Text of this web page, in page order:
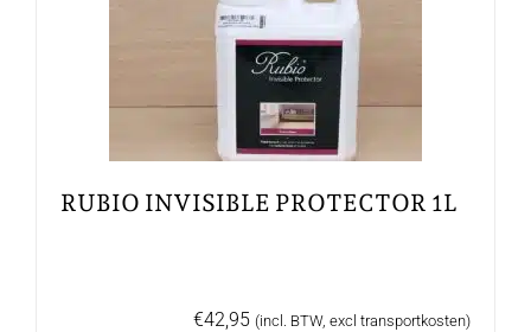
RUBIO INVISIBLE PROTECTOR 1L
€42,95 (incl. BTW, excl transportkosten)